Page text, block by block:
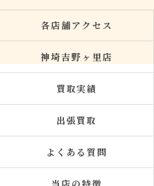
各店舗アクセス
神埼吉野ヶ里店
買取実績
出張買取
よくある質問